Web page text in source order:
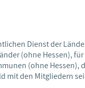
Dienst der
(ohne Hessen),
(ohne Hessen),
mit den Mitgliedern